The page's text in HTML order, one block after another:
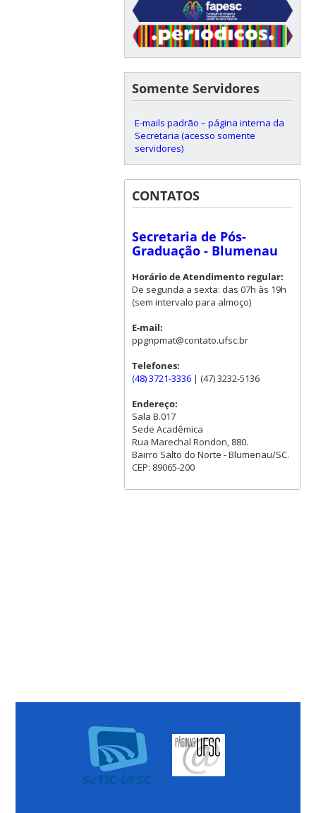
Somente Servidores
E-mails padrão – página interna da
Secretaria (acesso somente
servidores)
CONTATOS
Secretaria de Pós-
Graduação - Blumenau
Horário de Atendimento regular:
De segunda a sexta: das 07h às 19h
(sem intervalo para almoço)
E-mail:
ppgnpmat@contato.ufsc.br
Telefones:
(48) 3721-3336| (47) 3232-5136
Endereço:
Sala B.017
Sede Acadêmica
Rua Marechal Rondon, 880.
Bairro Salto do Norte - Blumenau/SC.
CEP: 89065-200